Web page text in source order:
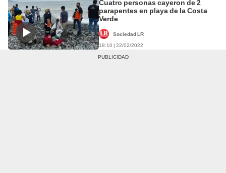
Cuatro personas cayeron de 2
parapentes en playa de la Costa
Verde
Sociedad LR
18:10 | 22/02/2022